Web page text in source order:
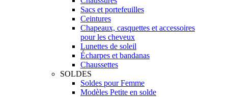
Sacs et portefeuilles
Ceintures
Chapeaux, casquettes et accessoires
pour les cheveux
Lunettes de soleil
Écharpes et bandanas
Chaussettes
SOLDES
Soldes pour Femme
Modèles Petite en solde